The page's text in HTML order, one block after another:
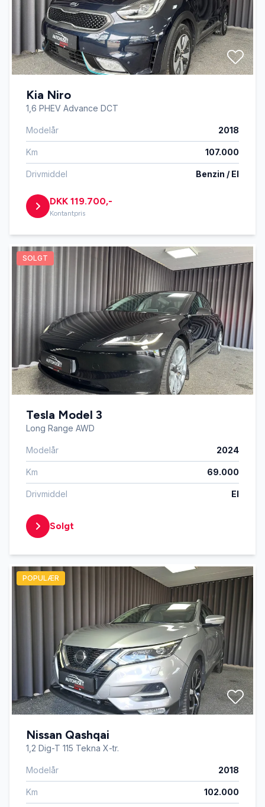
Kia Niro
1,6 PHEV Advance DCT
Modelår 2018
Km 107.000
Drivmiddel Benzin / El
DKK 119.700,-
Kontantpris
SOLGT
Tesla Model 3
Long Range AWD
Modelår 2024
Km 69.000
Drivmiddel El
Solgt
POPULÆR
Nissan Qashqai
1,2 Dig-T 115 Tekna X-tr.
Modelår 2018
Km 102.000